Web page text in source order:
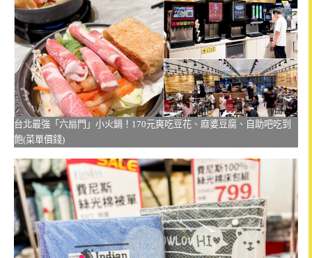
台北最強「六扇門」小火鍋！170元爽吃豆花、麻婆豆腐、自助吧吃到
飽(菜單價錢)